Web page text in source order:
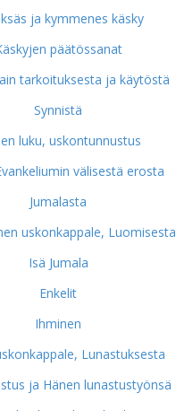
ja kymmenes käsky
päätössanat
tarkoituksesta ja käytöstä
Synnistä
luku, uskontunnustus
välisestä erosta
Jumalasta
uskonkappale, Luomisesta
Isä Jumala
Enkelit
Ihminen
Lunastuksesta
ja Hänen lunastustyönsä